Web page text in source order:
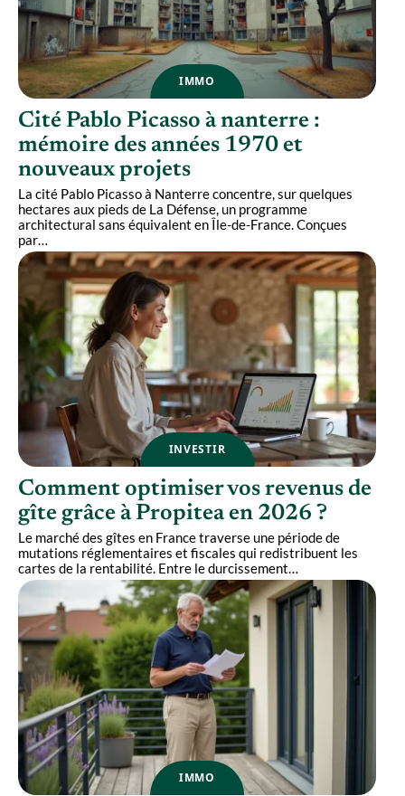
IMMO
Cité Pablo Picasso à nanterre :
mémoire des années 1970 et
nouveaux projets
La cité Pablo Picasso à Nanterre concentre, sur quelques
hectares aux pieds de La Défense, un programme
architectural sans équivalent en Île-de-France. Conçues
par…
INVESTIR
Comment optimiser vos revenus de
gîte grâce à Propitea en 2026 ?
Le marché des gîtes en France traverse une période de
mutations réglementaires et fiscales qui redistribuent les
cartes de la rentabilité. Entre le durcissement…
IMMO